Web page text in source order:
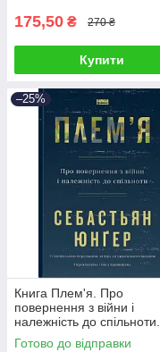
175,50 ₴ 270 ₴
Купити
–25%
Книга Плем'я. Про
повернення з війни і
належність до спільноти.
Себастьян Юнгер
Готово до відправки